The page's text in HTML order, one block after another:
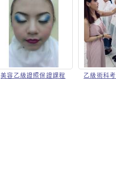
美容乙級證照保證課程 乙級術科